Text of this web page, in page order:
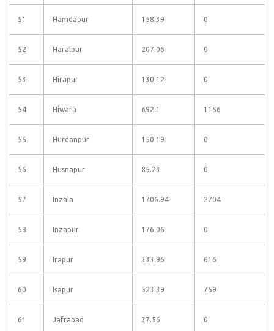
51 Hamdapur 158.39 0
52 Haralpur 207.06 0
53 Hirapur 130.12 0
54 Hiwara 692.1 1156
55 Hurdanpur 150.19 0
56 Husnapur 85.23 0
57 Inzala 1706.94 2704
58 Inzapur 176.06 0
59 Irapur 333.96 616
60 Isapur 523.39 759
61 Jafrabad 37.56 0